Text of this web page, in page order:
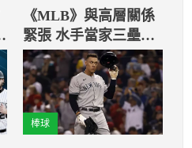
《MLB》與高層關係
緊張 水手當家三壘手
離隊已成定局
棒球